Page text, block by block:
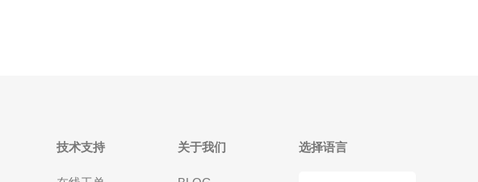
技术支持 关于我们 选择语言